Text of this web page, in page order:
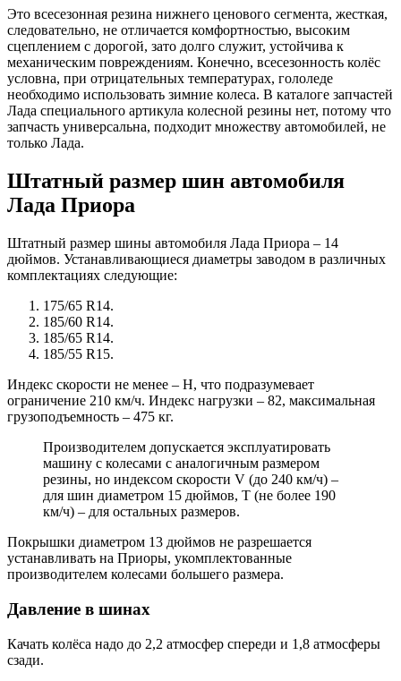
Это всесезонная резина нижнего ценового сегмента, жесткая,
следовательно, не отличается комфортностью, высоким
сцеплением с дорогой, зато долго служит, устойчива к
механическим повреждениям. Конечно, всесезонность колёс
условна, при отрицательных температурах, гололеде
необходимо использовать зимние колеса. В каталоге запчастей
Лада специального артикула колесной резины нет, потому что
запчасть универсальна, подходит множеству автомобилей, не
только Лада.
Штатный размер шин автомобиля
Лада Приора
Штатный размер шины автомобиля Лада Приора – 14
дюймов. Устанавливающиеся диаметры заводом в различных
комплектациях следующие:
175/65 R14.
185/60 R14.
185/65 R14.
185/55 R15.
Индекс скорости не менее – H, что подразумевает
ограничение 210 км/ч. Индекс нагрузки – 82, максимальная
грузоподъемность – 475 кг.
Производителем допускается эксплуатировать
машину c колесами с аналогичным размером
резины, но индексом скорости V (до 240 км/ч) –
для шин диаметром 15 дюймов, T (не более 190
км/ч) – для остальных размеров.
Покрышки диаметром 13 дюймов не разрешается
устанавливать на Приоры, укомплектованные
производителем колесами большего размера.
Давление в шинах
Качать колёса надо до 2,2 атмосфер спереди и 1,8 атмосферы
сзади.